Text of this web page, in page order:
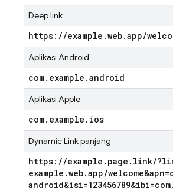
Deep link
https: //example .web.app/
Aplikasi Android
com. example .android
Aplikasi Apple
com. example . ios
Dynamic Link panjang
https: //example . page . link/
example .web.app/
android&isi=123456789&ibi=com.